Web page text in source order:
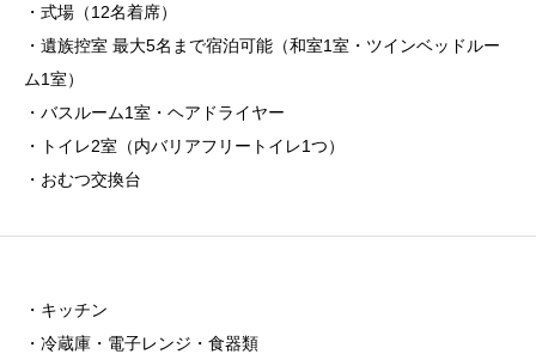
・式場（12名着席）
・遺族控室 最大5名まで宿泊可能（和室1室・ツインベッドルー
ム1室）
・バスルーム1室・ヘアドライヤー
・トイレ2室（内バリアフリートイレ1つ）
・おむつ交換台
・キッチン
・冷蔵庫・電子レンジ・食器類